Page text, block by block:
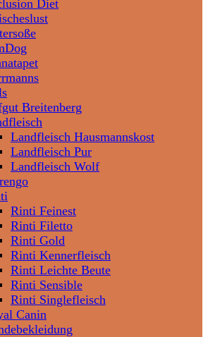
Diet
Breitenberg
Landfleisch Hausmannskost
Landfleisch Pur
Landfleisch Wolf
Rinti Feinest
Rinti Filetto
Rinti Gold
Rinti Kennerfleisch
Rinti Leichte Beute
Rinti Sensible
Rinti Singlefleisch
Canin